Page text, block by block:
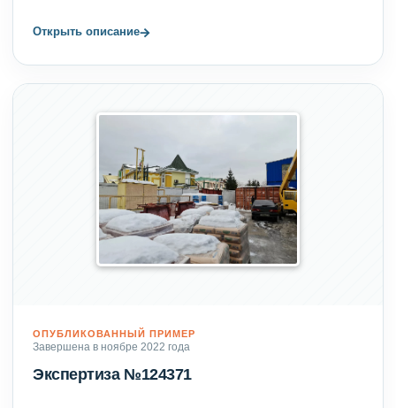
Открыть описание→
ОПУБЛИКОВАННЫЙ ПРИМЕР
Завершена в ноябре 2022 года
Экспертиза №124371